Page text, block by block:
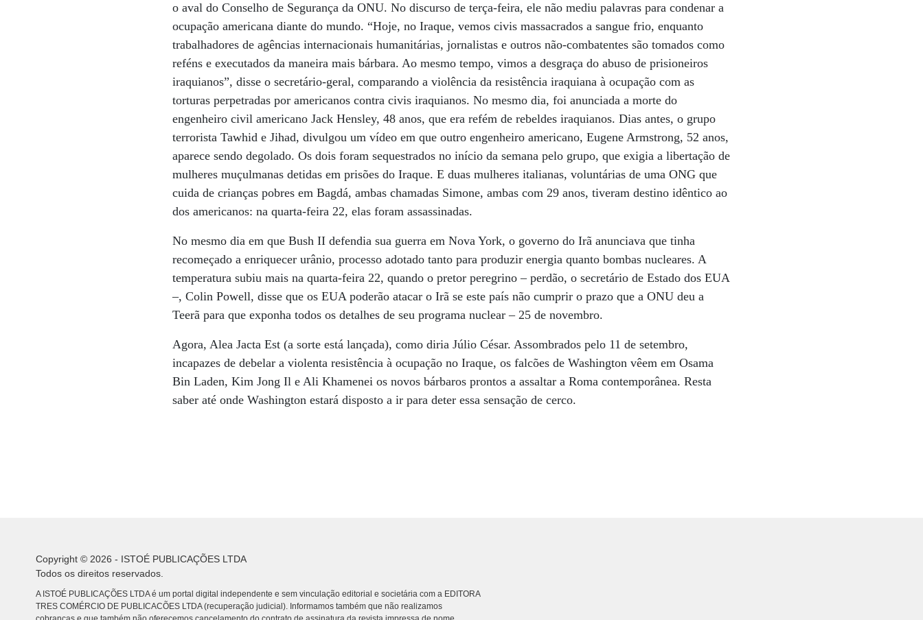
o aval do Conselho de Segurança da ONU. No discurso de terça-feira, ele não mediu palavras para condenar a
ocupação americana diante do mundo. “Hoje, no Iraque, vemos civis massacrados a sangue frio, enquanto
trabalhadores de agências internacionais humanitárias, jornalistas e outros não-combatentes são tomados como
reféns e executados da maneira mais bárbara. Ao mesmo tempo, vimos a desgraça do abuso de prisioneiros
iraquianos”, disse o secretário-geral, comparando a violência da resistência iraquiana à ocupação com as
torturas perpetradas por americanos contra civis iraquianos. No mesmo dia, foi anunciada a morte do
engenheiro civil americano Jack Hensley, 48 anos, que era refém de rebeldes iraquianos. Dias antes, o grupo
terrorista Tawhid e Jihad, divulgou um vídeo em que outro engenheiro americano, Eugene Armstrong, 52 anos,
aparece sendo degolado. Os dois foram sequestrados no início da semana pelo grupo, que exigia a libertação de
mulheres muçulmanas detidas em prisões do Iraque. E duas mulheres italianas, voluntárias de uma ONG que
cuida de crianças pobres em Bagdá, ambas chamadas Simone, ambas com 29 anos, tiveram destino idêntico ao
dos americanos: na quarta-feira 22, elas foram assassinadas.
No mesmo dia em que Bush II defendia sua guerra em Nova York, o governo do Irã anunciava que tinha
recomeçado a enriquecer urânio, processo adotado tanto para produzir energia quanto bombas nucleares. A
temperatura subiu mais na quarta-feira 22, quando o pretor peregrino – perdão, o secretário de Estado dos EUA
–, Colin Powell, disse que os EUA poderão atacar o Irã se este país não cumprir o prazo que a ONU deu a
Teerã para que exponha todos os detalhes de seu programa nuclear – 25 de novembro.
Agora, Alea Jacta Est (a sorte está lançada), como diria Júlio César. Assombrados pelo 11 de setembro,
incapazes de debelar a violenta resistência à ocupação no Iraque, os falcões de Washington vêem em Osama
Bin Laden, Kim Jong Il e Ali Khamenei os novos bárbaros prontos a assaltar a Roma contemporânea. Resta
saber até onde Washington estará disposto a ir para deter essa sensação de cerco.
Copyright © 2026 - ISTOÉ PUBLICAÇÕES LTDA
Todos os direitos reservados.
A ISTOÉ PUBLICAÇÕES LTDA é um portal digital independente e sem vinculação editorial e societária com a EDITORA
TRES COMÉRCIO DE PUBLICACÕES LTDA (recuperação judicial). Informamos também que não realizamos